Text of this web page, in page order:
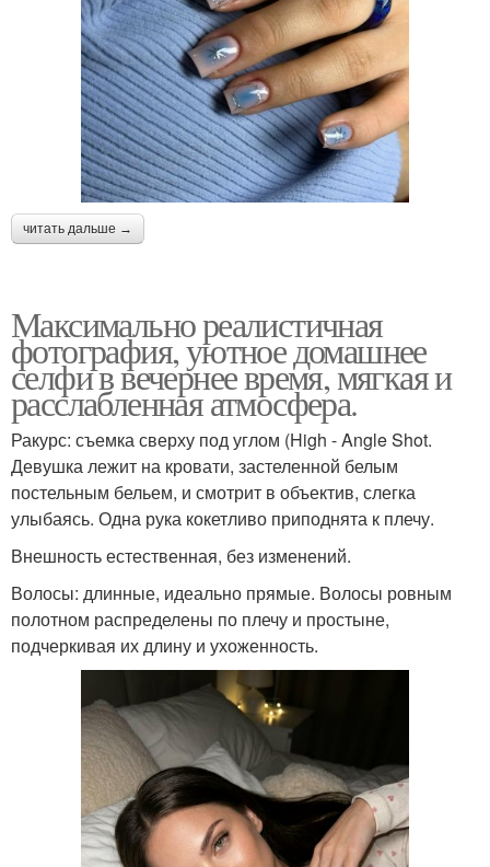
читать дальше →
Максимально реалистичная
фотография, уютное домашнее
селфи в вечернее время, мягкая и
расслабленная атмосфера.
Ракурс: съемка сверху под углом (High - Angle Shot.
Девушка лежит на кровати, застеленной белым
постельным бельем, и смотрит в объектив, слегка
улыбаясь. Одна рука кокетливо приподнята к плечу.
Внешность естественная, без изменений.
Волосы: длинные, идеально прямые. Волосы ровным
полотном распределены по плечу и простыне,
подчеркивая их длину и ухоженность.